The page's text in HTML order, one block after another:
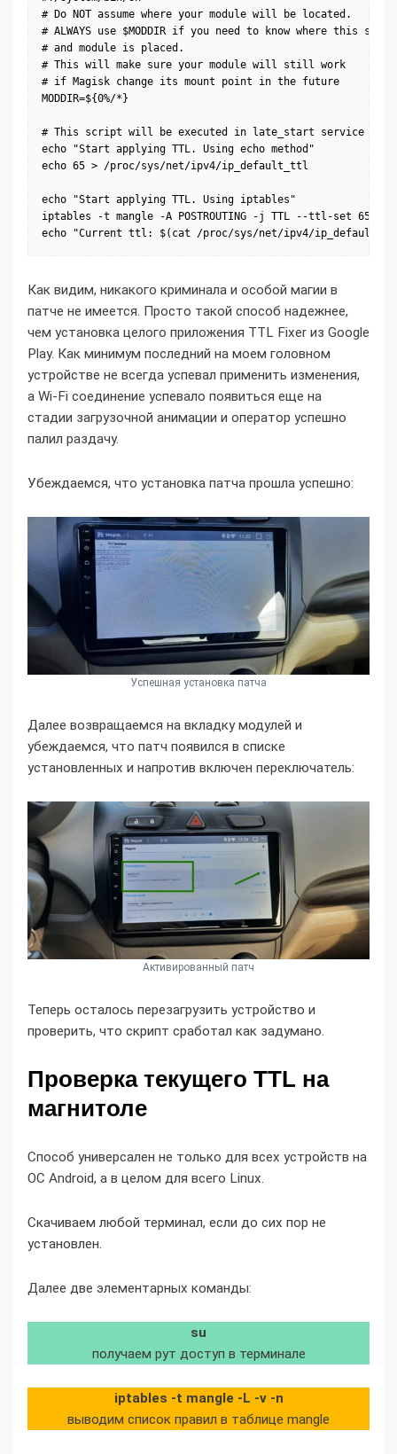
# Do NOT assume where your module will be located.
# ALWAYS use $MODDIR if you need to know where this
# and module is placed.
# This will make sure your module will still work
# if Magisk change its mount point in the future
MODDIR=${0%/*}
# This script will be executed in late_start service mode
echo "Start applying TTL. Using echo method"
echo 65 > /proc/sys/net/ipv4/ip_default_ttl
echo "Start applying TTL. Using iptables"
iptables -t mangle -A POSTROUTING -j TTL --ttl-set 65
Как видим, никакого криминала и особой магии в
патче не имеется. Просто такой способ надежнее,
чем установка целого приложения TTL Fixer из Google
Play. Как минимум последний на моем головном
устройстве не всегда успевал применить изменения,
а Wi-Fi соединение успевало появиться еще на
стадии загрузочной анимации и оператор успешно
палил раздачу.
Убеждаемся, что установка патча прошла успешно:
Успешная установка патча
Далее возвращаемся на вкладку модулей и
убеждаемся, что патч появился в списке
установленных и напротив включен переключатель:
Активированный патч
Теперь осталось перезагрузить устройство и
проверить, что скрипт сработал как задумано.
Проверка текущего TTL на
магнитоле
Способ универсален не только для всех устройств на
ОС Android, а в целом для всего Linux.
Скачиваем любой терминал, если до сих пор не
установлен.
Далее две элементарных команды:
su
получаем рут доступ в терминале
iptables -t mangle -L -v -n
выводим список правил в таблице mangle